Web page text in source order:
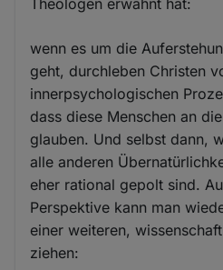
Theologen erwähnt hat:
wenn es um die
geht, durchleben Christen
innerpsychologischen
dass diese Menschen an
glauben. Und selbst dann,
alle anderen
eher rational gepolt sind.
Perspektive kann man
einer weiteren,
ziehen: